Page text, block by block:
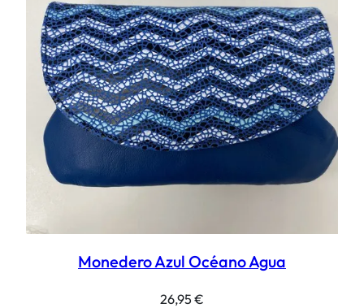
Monedero Azul Océano Agua
26,95€